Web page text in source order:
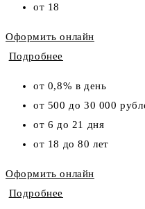
от 18
Оформить онлайн
Подробнее
от 0,8% в день
от 500 до 30 000
от 6 до 21 дня
от 18 до 80 лет
Оформить онлайн
Подробнее